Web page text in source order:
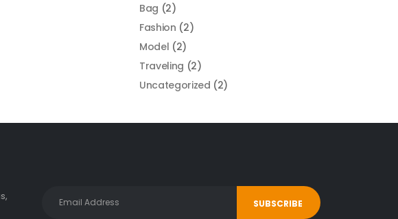
Bag (2)
Fashion (2)
Model (2)
Traveling (2)
Uncategorized (2)